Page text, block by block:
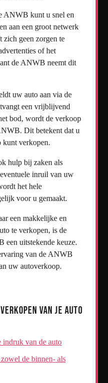
ANWB kunt u snel en
aan een groot netwerk
zich geen zorgen te
of het
de ANWB neemt dit
uw auto aan via de
een vrijblijvend
bod, wordt de verkoop
Dit betekent dat u
kunt verkopen.
hulp bij zaken als
inruil van uw
het hele
voor u gemaakt.
een makkelijke en
te verkopen, is de
een uitstekende keuze.
van de ANWB
uw autoverkoop.
van je Auto
indruk van de auto
de binnen- als